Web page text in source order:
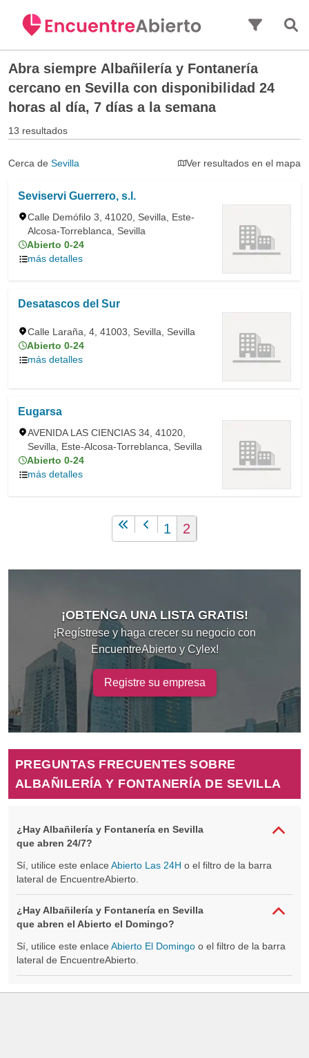
Abra siempre Albañilería y Fontanería
cercano en Sevilla con disponibilidad 24
horas al día, 7 días a la semana
13 resultados
Cerca de Sevilla Ver resultados en el mapa
Seviservi Guerrero, s.l.
Calle Demófilo 3, 41020, Sevilla, Este-
Alcosa-Torreblanca, Sevilla
Abierto 0-24
más detalles
Desatascos del Sur
Calle Laraña, 4, 41003, Sevilla, Sevilla
Abierto 0-24
más detalles
Eugarsa
AVENIDA LAS CIENCIAS 34, 41020,
Sevilla, Este-Alcosa-Torreblanca, Sevilla
Abierto 0-24
más detalles
1 2
¡OBTENGA UNA LISTA GRATIS!
¡Regístrese y haga crecer su negocio con
EncuentreAbierto y Cylex!
Registre su empresa
PREGUNTAS FRECUENTES SOBRE
ALBAÑILERÍA Y FONTANERÍA DE SEVILLA
¿Hay Albañilería y Fontanería en Sevilla
que abren 24/7?
Sí, utilice este enlace Abierto Las 24H o el filtro de la barra
lateral de EncuentreAbierto.
¿Hay Albañilería y Fontanería en Sevilla
que abren el Abierto el Domingo?
Sí, utilice este enlace Abierto El Domingo o el filtro de la barra
lateral de EncuentreAbierto.